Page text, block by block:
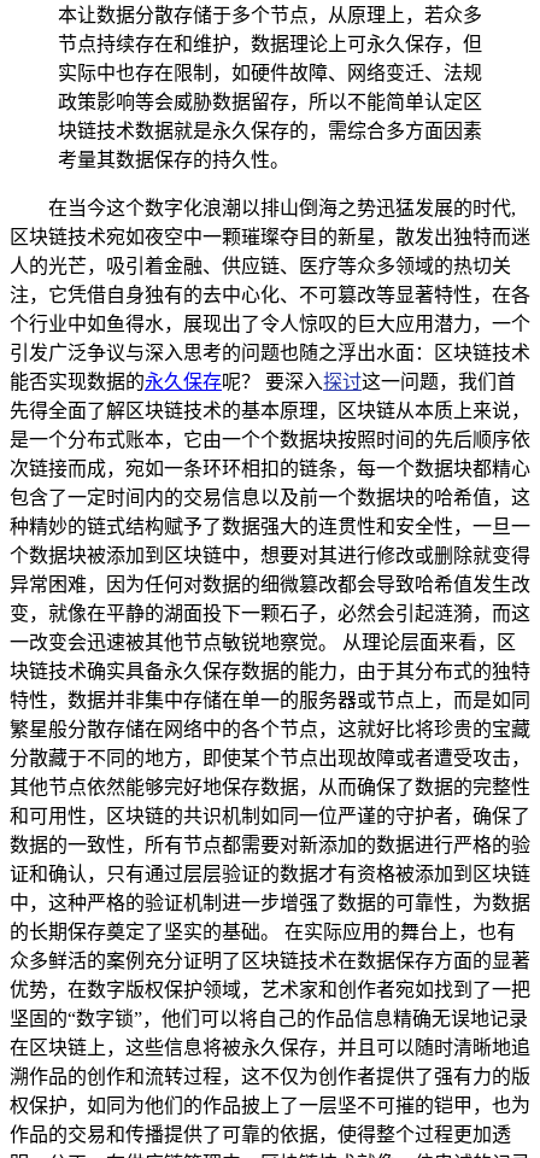
本让数据分散存储于多个节点，从原理上，若众多
节点持续存在和维护，数据理论上可永久保存，但
实际中也存在限制，如硬件故障、网络变迁、法规
政策影响等会威胁数据留存，所以不能简单认定区
块链技术数据就是永久保存的，需综合多方面因素
考量其数据保存的持久性。
在当今这个数字化浪潮以排山倒海之势迅猛发展的时代,
区块链技术宛如夜空中一颗璀璨夺目的新星，散发出独特而迷
人的光芒，吸引着金融、供应链、医疗等众多领域的热切关
注，它凭借自身独有的去中心化、不可篡改等显著特性，在各
个行业中如鱼得水，展现出了令人惊叹的巨大应用潜力，一个
引发广泛争议与深入思考的问题也随之浮出水面：区块链技术
能否实现数据的永久保存呢？ 要深入探讨这一问题，我们首
先得全面了解区块链技术的基本原理，区块链从本质上来说，
是一个分布式账本，它由一个个数据块按照时间的先后顺序依
次链接而成，宛如一条环环相扣的链条，每一个数据块都精心
包含了一定时间内的交易信息以及前一个数据块的哈希值，这
种精妙的链式结构赋予了数据强大的连贯性和安全性，一旦一
个数据块被添加到区块链中，想要对其进行修改或删除就变得
异常困难，因为任何对数据的细微篡改都会导致哈希值发生改
变，就像在平静的湖面投下一颗石子，必然会引起涟漪，而这
一改变会迅速被其他节点敏锐地察觉。 从理论层面来看，区
块链技术确实具备永久保存数据的能力，由于其分布式的独特
特性，数据并非集中存储在单一的服务器或节点上，而是如同
繁星般分散存储在网络中的各个节点，这就好比将珍贵的宝藏
分散藏于不同的地方，即使某个节点出现故障或者遭受攻击，
其他节点依然能够完好地保存数据，从而确保了数据的完整性
和可用性，区块链的共识机制如同一位严谨的守护者，确保了
数据的一致性，所有节点都需要对新添加的数据进行严格的验
证和确认，只有通过层层验证的数据才有资格被添加到区块链
中，这种严格的验证机制进一步增强了数据的可靠性，为数据
的长期保存奠定了坚实的基础。 在实际应用的舞台上，也有
众多鲜活的案例充分证明了区块链技术在数据保存方面的显著
优势，在数字版权保护领域，艺术家和创作者宛如找到了一把
坚固的“数字锁”，他们可以将自己的作品信息精确无误地记录
在区块链上，这些信息将被永久保存，并且可以随时清晰地追
溯作品的创作和流转过程，这不仅为创作者提供了强有力的版
权保护，如同为他们的作品披上了一层坚不可摧的铠甲，也为
作品的交易和传播提供了可靠的依据，使得整个过程更加透